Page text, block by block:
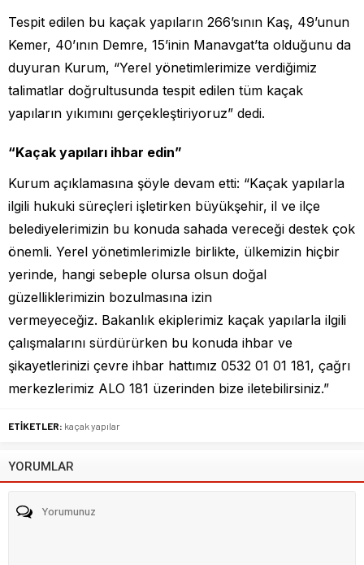
Tespit edilen bu kaçak yapıların 266’sının Kaş, 49’unun
Kemer, 40’ının Demre, 15’inin Manavgat’ta olduğunu da
duyuran Kurum, “Yerel yönetimlerimize verdiğimiz
talimatlar doğrultusunda tespit edilen tüm kaçak
yapıların yıkımını gerçekleştiriyoruz” dedi.
“Kaçak yapıları ihbar edin”
Kurum açıklamasına şöyle devam etti: “Kaçak yapılarla
ilgili hukuki süreçleri işletirken büyükşehir, il ve ilçe
belediyelerimizin bu konuda sahada vereceği destek çok
önemli. Yerel yönetimlerimizle birlikte, ülkemizin hiçbir
yerinde, hangi sebeple olursa olsun doğal
güzelliklerimizin bozulmasına izin
vermeyeceğiz. Bakanlık ekiplerimiz kaçak yapılarla ilgili
çalışmalarını sürdürürken bu konuda ihbar ve
şikayetlerinizi çevre ihbar hattımız 0532 01 01 181, çağrı
merkezlerimiz ALO 181 üzerinden bize iletebilirsiniz.”
ETİKETLER: kaçak yapılar
YORUMLAR